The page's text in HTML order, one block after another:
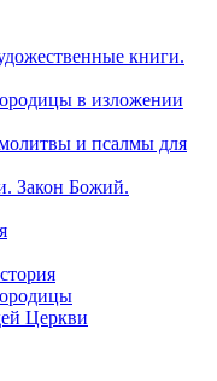
книги.
в изложении
и псалмы для
Закон Божий.
Церкви